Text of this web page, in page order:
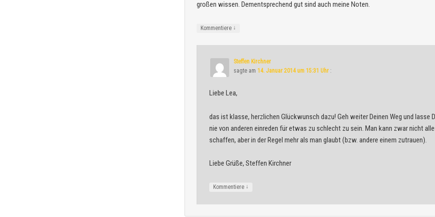
großen wissen. Dementsprechend gut sind auch meine Noten.
Kommentiere ↓
Steffen Kirchner
sagte am 14. Januar 2014 um 15:31 Uhr :
Liebe Lea,
das ist klasse, herzlichen Glückwunsch dazu! Geh weiter Deinen Weg und lasse
nie von anderen einreden für etwas zu schlecht zu sein. Man kann zwar nicht
schaffen, aber in der Regel mehr als man glaubt (bzw. andere einem zutrauen).
Liebe Grüße, Steffen Kirchner
Kommentiere ↓